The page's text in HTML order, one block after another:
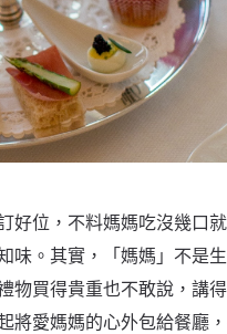
好位，不料媽媽吃沒幾口
味。其實，「媽媽」不是
物買得貴重也不敢說，講
將愛媽媽的心外包給餐廳